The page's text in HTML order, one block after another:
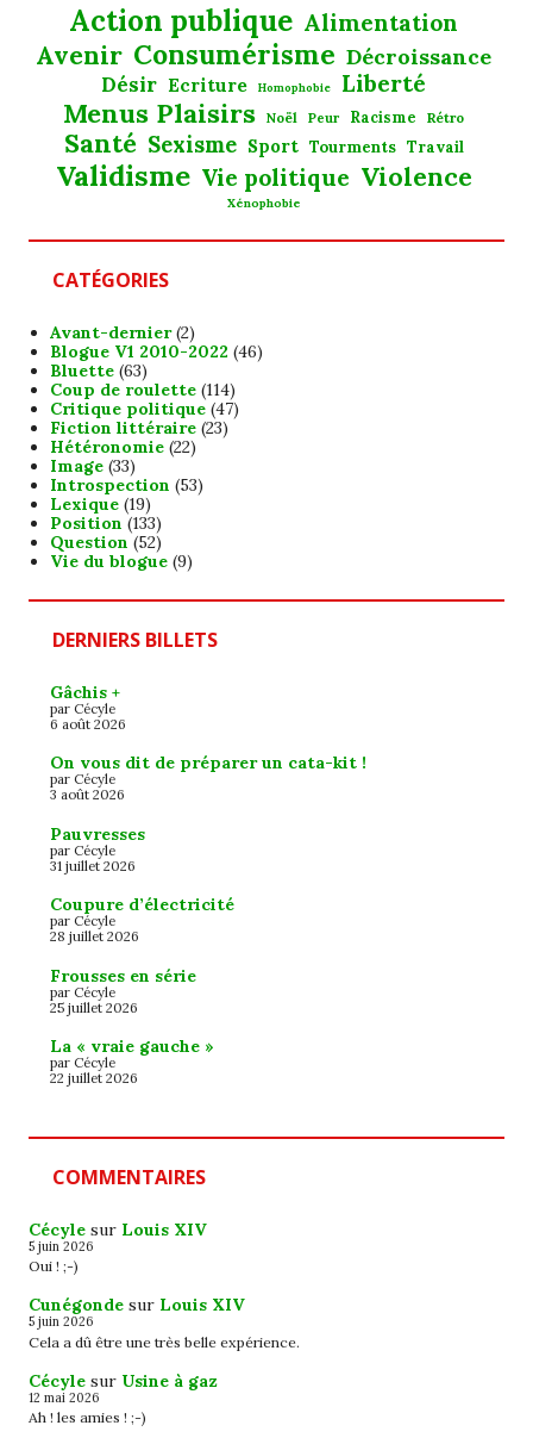
Action publique Alimentation
Avenir Consumérisme Décroissance
Désir Ecriture Homophobie Liberté
Menus Plaisirs Noël Peur Racisme Rétro
Santé Sexisme Sport Tourments Travail
Validisme Vie politique Violence
Xénophobie
CATÉGORIES
Avant-dernier(2)
Blogue V1 2010-2022 (46)
Bluette(63)
Coup de roulette(114)
Critique politique(47)
Fiction littéraire(23)
Hétéronomie(22)
Image(33)
Introspection (53)
Lexique(19)
Position (133)
Question (52)
Vie du blogue(9)
DERNIERS BILLETS
Gâchis +
par Cécyle
6 août 2026
On vous dit de préparer un cata-kit !
par Cécyle
3 août 2026
Pauvresses
par Cécyle
31 juillet 2026
Coupure d’électricité
par Cécyle
28 juillet 2026
Frousses en série
par Cécyle
25 juillet 2026
La « vraie gauche »
par Cécyle
22 juillet 2026
COMMENTAIRES
Cécyle sur Louis XIV
5 juin 2026
Oui ! ;-)
Cunégonde sur Louis XIV
5 juin 2026
Cela a dû être une très belle expérience.
Cécyle sur Usine à gaz
12 mai 2026
Ah ! les amies ! ;-)